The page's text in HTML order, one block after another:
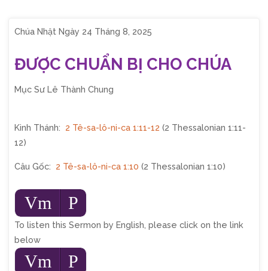
Chúa Nhật Ngày 24 Tháng 8, 2025
ĐƯỢC CHUẨN BỊ CHO CHÚA
Mục Sư Lê Thành Chung
Kinh Thánh: 2 Tê-sa-lô-ni-ca 1:11-12 (2 Thessalonian 1:11-
12)
Câu Gốc: 2 Tê-sa-lô-ni-ca 1:10 (2 Thessalonian 1:10)
Audio
Player
Vm P
To listen this Sermon by English, please click on the link
below
Audio
Player
Vm P